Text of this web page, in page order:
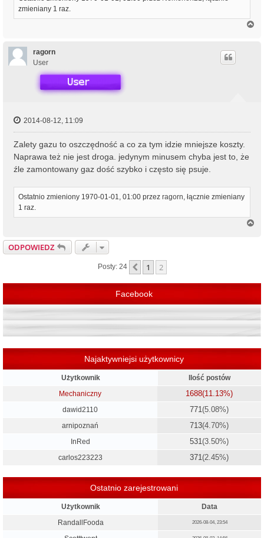
zmieniany 1 raz.
ragorn
User
2014-08-12, 11:09
Zalety gazu to oszczędność a co za tym idzie mniejsze koszty.
Naprawa też nie jest droga. jedynym minusem chyba jest to, że
źle zamontowany gaz dość szybko i często się psuje.
Ostatnio zmieniony 1970-01-01, 01:00 przez ragorn, łącznie zmieniany
1 raz.
ODPOWIEDZ
Posty: 24 Poprzednia
1 2
Facebook
Najaktywniejsi użytkownicy
Użytkownik
Ilość postów
Mechaniczny
1688(11.13%)
dawid2110 771(5.08%)
arnipoznań 713(4.70%)
InRed 531(3.50%)
carlos223223 371(2.45%)
Ostatnio zarejestrowani
Użytkownik
Data
RandallFooda
2026-08-04, 23:54